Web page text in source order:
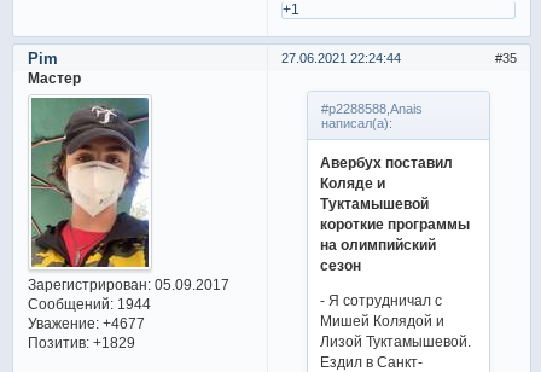
+1
35
27.06.2021 22:24:44
Pim
Мастер
Зарегистрирован: 05.09.2017
Сообщений:1944
Уважение: +4677
Позитив: +1829
#p2288588,Anais
написал(а):
Авербух поставил
Коляде и
Туктамышевой
короткие программы
на олимпийский
сезон
- Я сотрудничал с
Мишей Колядой и
Лизой Туктамышевой.
Ездил в Санкт-